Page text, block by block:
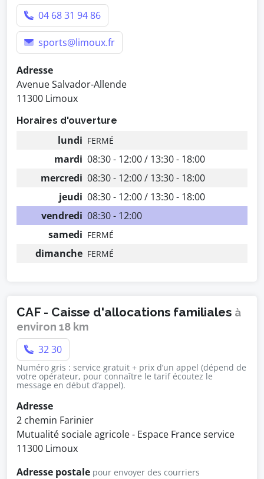
04 68 31 94 86
sports@limoux.fr
Adresse
Avenue Salvador-Allende
11300 Limoux
Horaires d'ouverture
lundi FERMÉ
mardi 08:30 - 12:00 / 13:30 - 18:00
mercredi 08:30 - 12:00 / 13:30 - 18:00
jeudi 08:30 - 12:00 / 13:30 - 18:00
vendredi 08:30 - 12:00
samedi FERMÉ
dimanche FERMÉ
CAF - Caisse d'allocations familiales à
environ 18 km
32 30
Numéro gris : service gratuit + prix d’un appel (dépend de
votre opérateur, pour connaître le tarif écoutez le
message en début d’appel).
Adresse
2 chemin Farinier
Mutualité sociale agricole - Espace France service
11300 Limoux
Adresse postale pour envoyer des courriers